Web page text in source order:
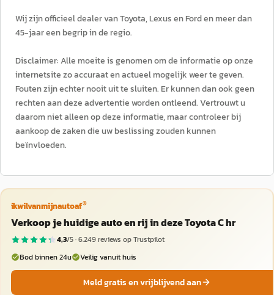
Wij zijn officieel dealer van Toyota, Lexus en Ford en meer dan
45-jaar een begrip in de regio.
Disclaimer: Alle moeite is genomen om de informatie op onze
internetsite zo accuraat en actueel mogelijk weer te geven.
Fouten zijn echter nooit uit te sluiten. Er kunnen dan ook geen
rechten aan deze advertentie worden ontleend. Vertrouwt u
daarom niet alleen op deze informatie, maar controleer bij
aankoop de zaken die uw beslissing zouden kunnen
beïnvloeden.
ikwilvanmijnautoaf®
Verkoop je huidige auto en rij in deze Toyota C hr
4,3/5 ·6.249reviews op Trustpilot
Bod binnen 24u
Veilig vanuit huis
Meld gratis en vrijblijvend aan